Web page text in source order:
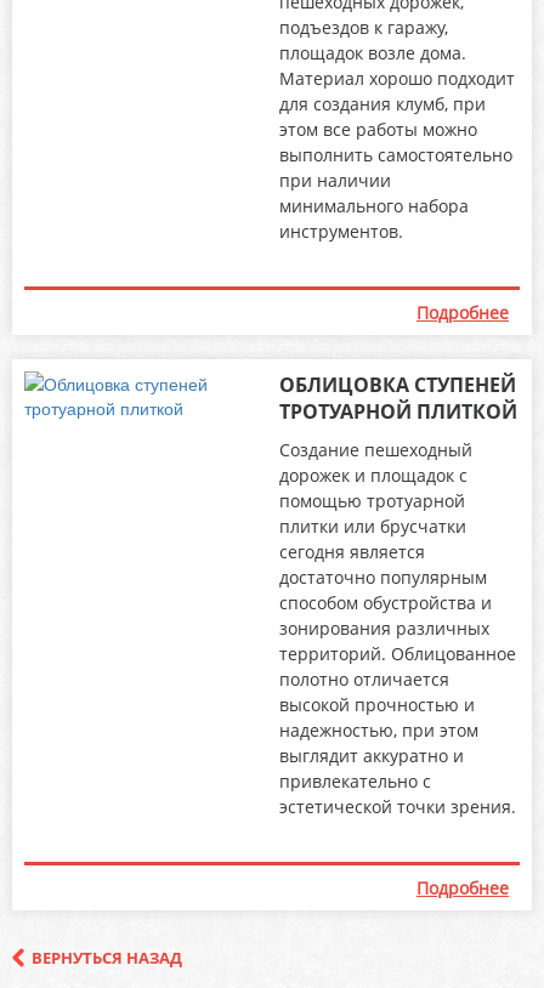
подъездов к гаражу,
площадок возле дома.
Материал хорошо подходит
для создания клумб, при
этом все работы можно
выполнить самостоятельно
при наличии
минимального набора
инструментов.
Подробнее
ОБЛИЦОВКА СТУПЕНЕЙ
ТРОТУАРНОЙ ПЛИТКОЙ
Создание пешеходный
дорожек и площадок с
помощью тротуарной
плитки или брусчатки
сегодня является
достаточно популярным
способом обустройства и
зонирования различных
территорий. Облицованное
полотно отличается
высокой прочностью и
надежностью, при этом
выглядит аккуратно и
привлекательно с
эстетической точки зрения.
Подробнее
ВЕРНУТЬСЯ НАЗАД